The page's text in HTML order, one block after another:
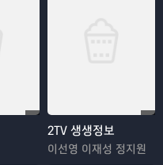
2TV 생생정보
이선영 이재성 정지원